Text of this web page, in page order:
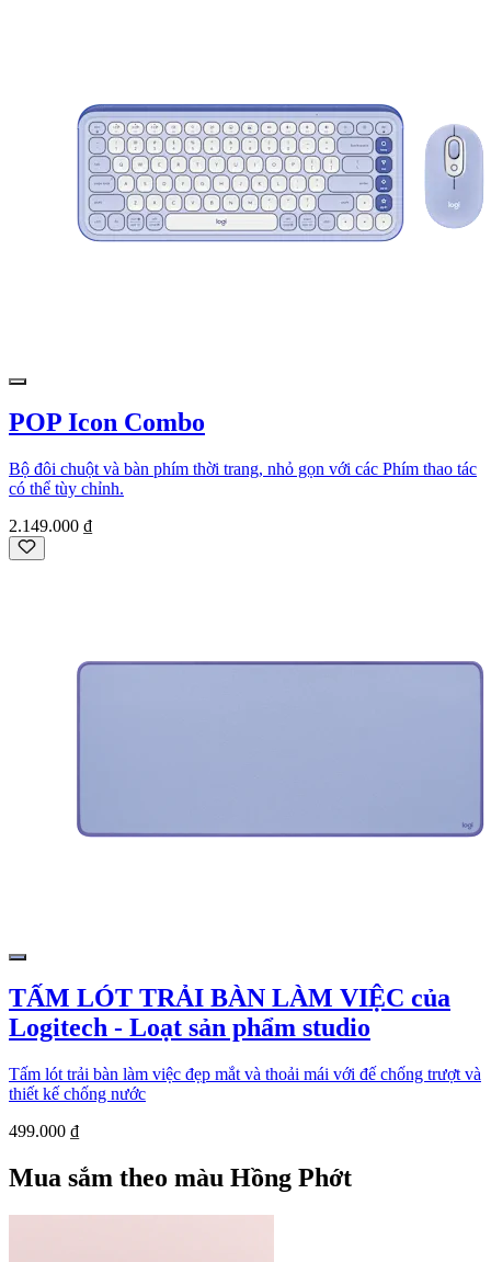
POP Icon Combo
Bộ đôi chuột và bàn phím thời trang, nhỏ gọn với các Phím thao tác
có thể tùy chỉnh.
2.149.000 ₫
TẤM LÓT TRẢI BÀN LÀM VIỆC của
Logitech - Loạt sản phẩm studio
Tấm lót trải bàn làm việc đẹp mắt và thoải mái với đế chống trượt và
thiết kế chống nước
499.000 ₫
Mua sắm theo màu Hồng Phớt